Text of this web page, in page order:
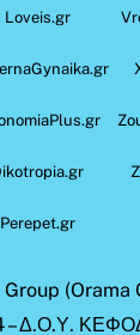
Loveis.gr
Perepet.gr
Group (Orama
– Δ.Ο.Υ.